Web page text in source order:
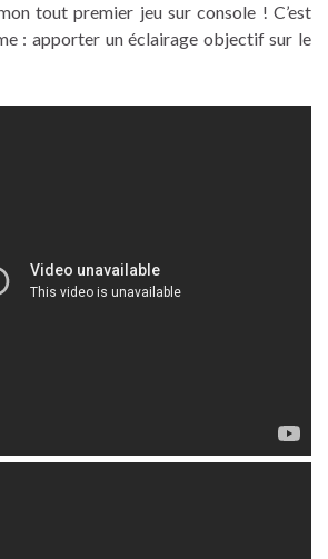
tout premier jeu sur console ! C’est
: apporter un éclairage objectif sur le